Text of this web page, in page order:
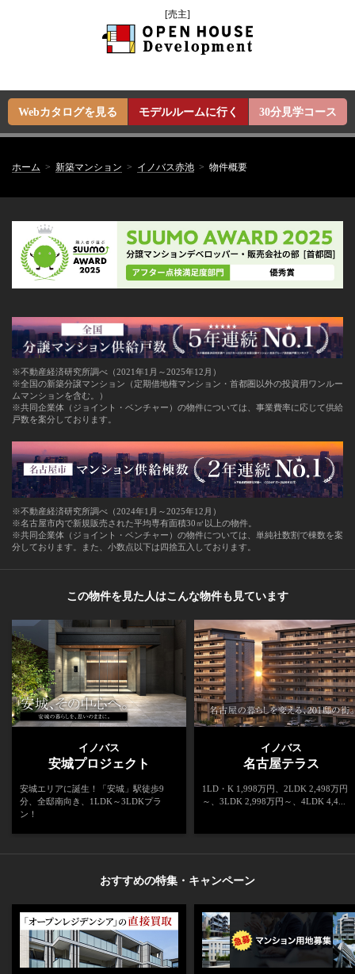
[売主]
Webカタログを見る モデルルームに行く 30分見学コース
ホーム 新築マンション イノバス赤池 物件概要
※不動産経済研究所調べ（2021年1月～2025年12月）
※全国の新築分譲マンション（定期借地権マンション・首都圏以外の投資用ワンルー
ムマンションを含む。）
※共同企業体（ジョイント・ベンチャー）の物件については、事業費率に応じて供給
戸数を案分しております。
※不動産経済研究所調べ（2024年1月～2025年12月）
※名古屋市内で新規販売された平均専有面積30㎡以上の物件。
※共同企業体（ジョイント・ベンチャー）の物件については、単純社数割で棟数を案
分しております。また、小数点以下は四捨五入しております。
この物件を見た人はこんな物件も見ています
イノバス
安城プロジェクト
安城エリアに誕生！「安城」駅徒歩9
分、全邸南向き、1LDK～3LDKプラ
ン！
イノバス
名古屋テラス
1LD・K 1,998万円、2LDK 2,498万円
～、3LDK 2,998万円～、4LDK 4,4...
おすすめの特集・キャンペーン